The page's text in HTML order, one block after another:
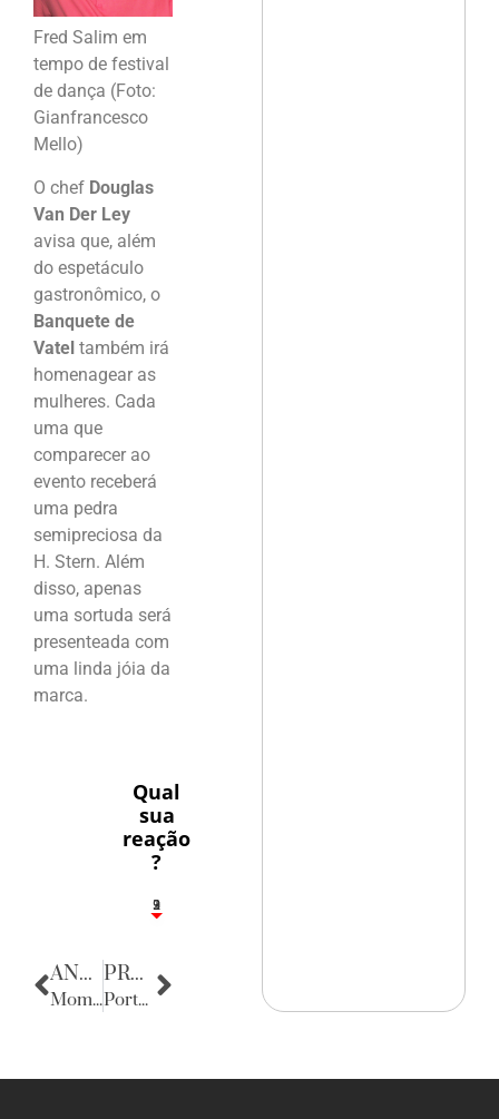
Fred Salim em
tempo de festival
de dança (Foto:
Gianfrancesco
Mello)
O chef Douglas
Van Der Ley
avisa que, além
do espetáculo
gastronômico, o
Banquete de
Vatel também irá
homenagear as
mulheres. Cada
uma que
comparecer ao
evento receberá
uma pedra
semipreciosa da
H. Stern. Além
disso, apenas
uma sortuda será
presenteada com
uma linda jóia da
marca.
Qual
sua
reação
?
3
1
2
9
ANTERIOR
Momento de Reflexão
PRÓXIMA
Porta Retratos